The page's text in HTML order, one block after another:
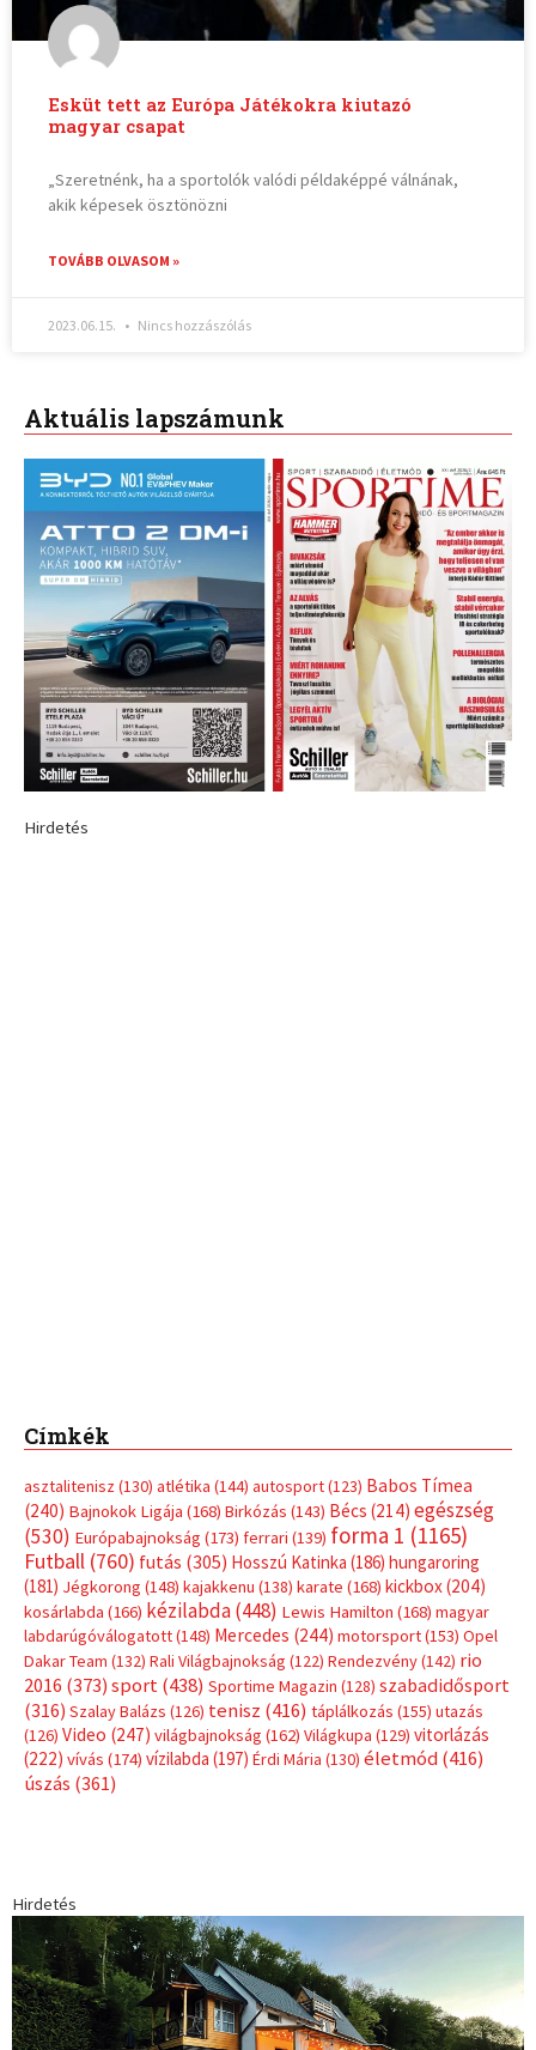
Esküt tett az Európa Játékokra kiutazó
magyar csapat
„Szeretnénk, ha a sportolók valódi példaképpé válnának,
akik képesek ösztönözni
TOVÁBB OLVASOM »
2023.06.15. Nincs hozzászólás
Aktuális lapszámunk
Hirdetés
Címkék
asztalitenisz (130) atlétika (144) autosport(123) Babos Tímea
(240) Bajnokok Ligája (168) Birkózás (143) Bécs (214) egészség
(530) Európabajnokság (173) ferrari (139) forma 1 (1165)
Futball (760) futás (305) Hosszú Katinka (186) hungaroring
(181) Jégkorong (148) kajakkenu (138) karate (168) kickbox(204)
kosárlabda (166) kézilabda(448) Lewis Hamilton (168) magyar
labdarúgóválogatott(148) Mercedes (244) motorsport(153) Opel
Dakar Team (132) Rali Világbajnokság (122) Rendezvény(142) rio
2016 (373) sport(438) Sportime Magazin (128) szabadidősport
(316) Szalay Balázs (126) tenisz (416) táplálkozás (155) utazás
(126) Video (247) világbajnokság (162) Világkupa (129) vitorlázás
(222) vívás (174) vízilabda (197) Érdi Mária (130) életmód(416)
úszás (361)
Hirdetés